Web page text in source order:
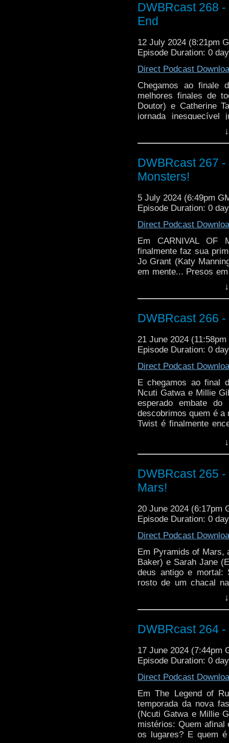
DWBRcast 268
End
12 July 2024 (8:21pm
Episode Duration: 0
Direct Podcast
Chegamos ao finale
melhores finales de
Doutor) e Catherine
jornada
responsáveis são os
primeira vez na
Jane Adventures! E
Rose Tyler e
convergem para um
Metacrise) e muitas
DWBRcast 267
Monsters!
5 July 2024 (6:49pm
Episode Duration: 0
Direct Podcast
Em CARNIVAL OF
finalmente faz sua
Jo Grant (Katy
em mente... Presos
de um Miniscópio,
de Vorg e Shirna,
conhecidos como
burocráticos e Ian
DWBRcast 266
21 June 2024
Episode Duration: 0
Direct Podcast
E chegamos ao final
Ncuti Gatwa e Millie
esperado embate
descobrimos quem é a
Twist é finalmente
(boa, Kate!): vem com
DWBRcast 265
Mars!
20 June 2024 (6:17pm
Episode Duration: 0
Direct Podcast
Em Pyramids of Mars,
Baker) e Sarah Jane
deus antigo e mortal:
rosto de um chacal
Inglaterra. Lá eles
osiriano, que ficou
Doutor vestido de
mais: vem com a
DWBRcast 264
17 June 2024 (7:44pm
Episode Duration: 0
Direct Podcast
Em The Legend of
temporada da nova
(Ncuti Gatwa e Millie
mistérios: Quem afinal
os lugares? E quem